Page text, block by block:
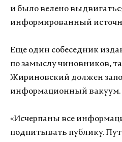
и было велено
информированный
Еще один собеседник
по замыслу чиновников,
Жириновский должен
информационный вакуум.
«Исчерпаны все
подпитывать публику.